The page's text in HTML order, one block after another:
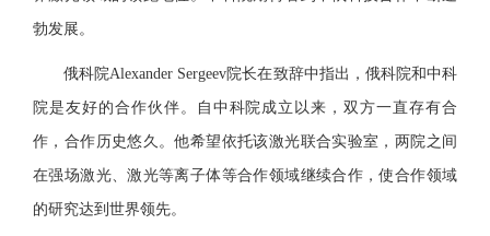
勃发展。
俄科院Alexander Sergeev院长在致辞中指出，俄科院和中科
院是友好的合作伙伴。自中科院成立以来，双方一直存有合
作，合作历史悠久。他希望依托该激光联合实验室，两院之间
在强场激光、激光等离子体等合作领域继续合作，使合作领域
的研究达到世界领先。